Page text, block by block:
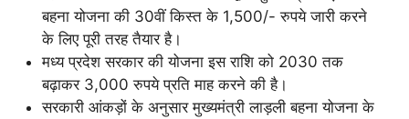
बहना योजना की 30वीं किस्त के 1,500/- रुपये जारी करने
के लिए पूरी तरह तैयार है।
मध्य प्रदेश सरकार की योजना इस राशि को 2030 तक
बढ़ाकर 3,000 रुपये प्रति माह करने की है।
सरकारी आंकड़ों के अनुसार मुख्यमंत्री लाड़ली बहना योजना के